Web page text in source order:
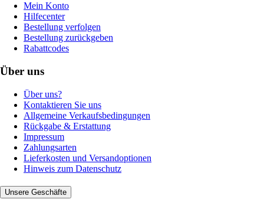
Mein Konto
Hilfecenter
Bestellung verfolgen
Bestellung zurückgeben
Rabattcodes
Über uns
Über uns?
Kontaktieren Sie uns
Allgemeine Verkaufsbedingungen
Rückgabe & Erstattung
Impressum
Zahlungsarten
Lieferkosten und Versandoptionen
Hinweis zum Datenschutz
Unsere Geschäfte